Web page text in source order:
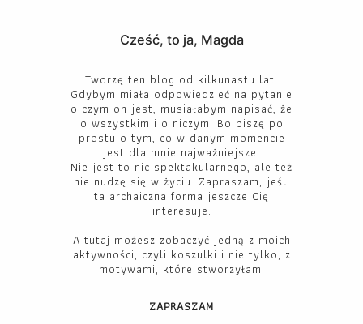
Cześć, to ja, Magda
Tworzę ten blog od kilkunastu lat.
Gdybym miała odpowiedzieć na pytanie
o czym on jest, musiałabym napisać, że
o wszystkim i o niczym. Bo piszę po
prostu o tym, co w danym momencie
jest dla mnie najważniejsze.
Nie jest to nic spektakularnego, ale też
nie nudzę się w życiu. Zapraszam, jeśli
ta archaiczna forma jeszcze Cię
interesuje.
A tutaj możesz zobaczyć jedną z moich
aktywności, czyli koszulki i nie tylko, z
motywami, które stworzyłam.
ZAPRASZAM